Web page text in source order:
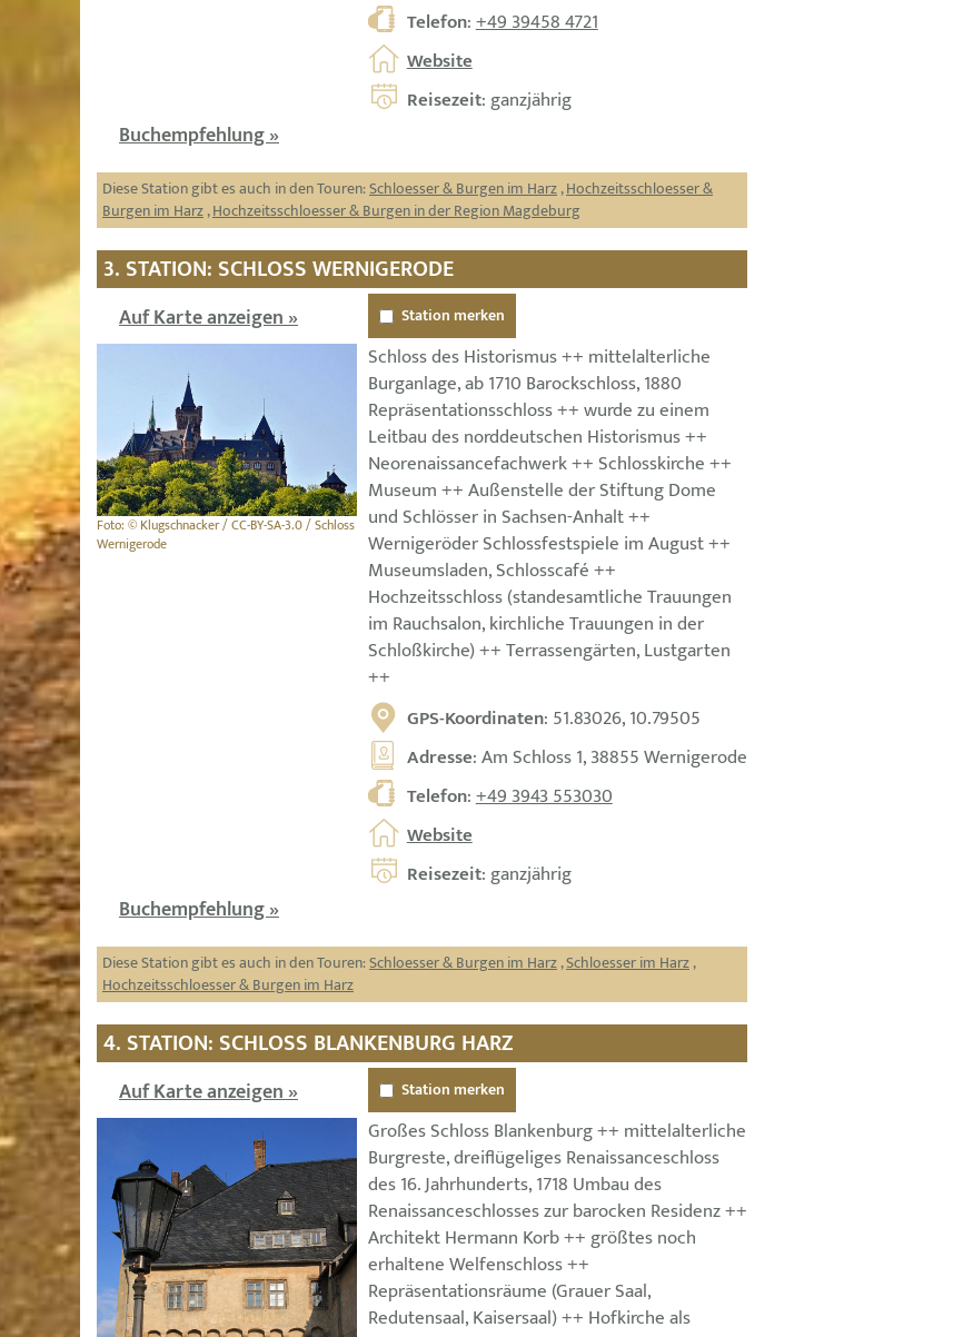
Telefon:+49 39458 4721
Website
Reisezeit: ganzjährig
Buchempfehlung »
Diese Station gibt es auch in den Touren:Schloesser & Burgen im Harz,Hochzeitsschloesser &
Burgen im Harz,Hochzeitsschloesser & Burgen in der Region Magdeburg
3. STATION: SCHLOSS WERNIGERODE
Auf Karte anzeigen »
Foto: © Klugschnacker / CC-BY-SA-3.0 / Schloss
Wernigerode
Station merken
Schloss des Historismus ++ mittelalterliche
Burganlage, ab 1710 Barockschloss, 1880
Repräsentationsschloss ++ wurde zu einem
Leitbau des norddeutschen Historismus ++
Neorenaissancefachwerk ++ Schlosskirche ++
Museum ++ Außenstelle der Stiftung Dome
und Schlösser in Sachsen-Anhalt ++
Wernigeröder Schlossfestspiele im August ++
Museumsladen, Schlosscafé ++
Hochzeitsschloss (standesamtliche Trauungen
im Rauchsalon, kirchliche Trauungen in der
Schloßkirche) ++ Terrassengärten, Lustgarten
++
GPS-Koordinaten: 51.83026, 10.79505
Adresse: Am Schloss 1, 38855 Wernigerode
Telefon:+49 3943 553030
Website
Reisezeit: ganzjährig
Buchempfehlung »
Diese Station gibt es auch in den Touren:Schloesser & Burgen im Harz,Schloesser im Harz,
Hochzeitsschloesser & Burgen im Harz
4. STATION: SCHLOSS BLANKENBURG HARZ
Auf Karte anzeigen » Station merken
Großes Schloss Blankenburg ++ mittelalterliche
Burgreste, dreiflügeliges Renaissanceschloss
des 16. Jahrhunderts, 1718 Umbau des
Renaissanceschlosses zur barocken Residenz ++
Architekt Hermann Korb ++ größtes noch
erhaltene Welfenschloss ++
Repräsentationsräume (Grauer Saal,
Redutensaal, Kaisersaal) ++ Hofkirche als